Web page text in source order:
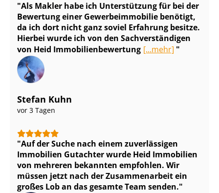
Als Makler habe ich Unterstützung für bei der
Bewertung einer Ge­wer­be­im­mo­bi­lie benötigt,
da ich dort nicht ganz soviel Erfahrung besitze.
Hierbei wurde ich von den Sach­ver­stän­di­gen
von Heid Im­mo­bi­li­en­be­wer­tung [...mehr]
Stefan Kuhn
vor 3 Tagen
Auf der Suche nach einem zuverlässigen
Immobilien Gutachter wurde Heid Immobilien
von mehreren bekannten empfohlen. Wir
müssen jetzt nach der Zusammenarbeit ein
großes Lob an das gesamte Team senden.